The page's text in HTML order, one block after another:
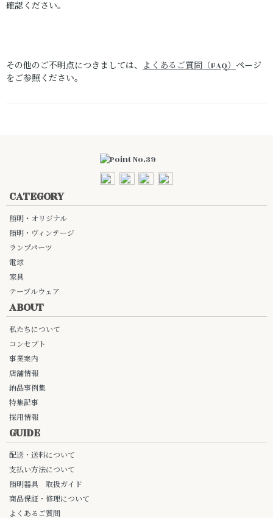
確認ください。
その他のご不明点につきましては、 よくあるご質問（FAQ）ページ
をご参照ください。
CATEGORY
照明・オリジナル
照明・ヴィンテージ
ランプパーツ
電球
家具
テーブルウェア
ABOUT
私たちについて
コンセプト
事業案内
店舗情報
納品事例集
特集記事
採用情報
GUIDE
配送・送料について
支払い方法について
照明器具 取扱ガイド
商品保証・修理について
よくあるご質問